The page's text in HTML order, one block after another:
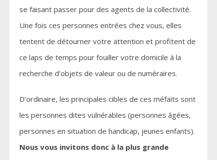
se faisant passer pour des agents de la collectivité.
Une fois ces personnes entrées chez vous, elles
tentent de détourner votre attention et profitent de
ce laps de temps pour fouiller votre domicile à la
recherche d’objets de valeur ou de numéraires.
D’ordinaire, les principales cibles de ces méfaits sont
les personnes dites vulnérables (personnes âgées,
personnes en situation de handicap, jeunes enfants).
Nous vous invitons donc à la plus grande